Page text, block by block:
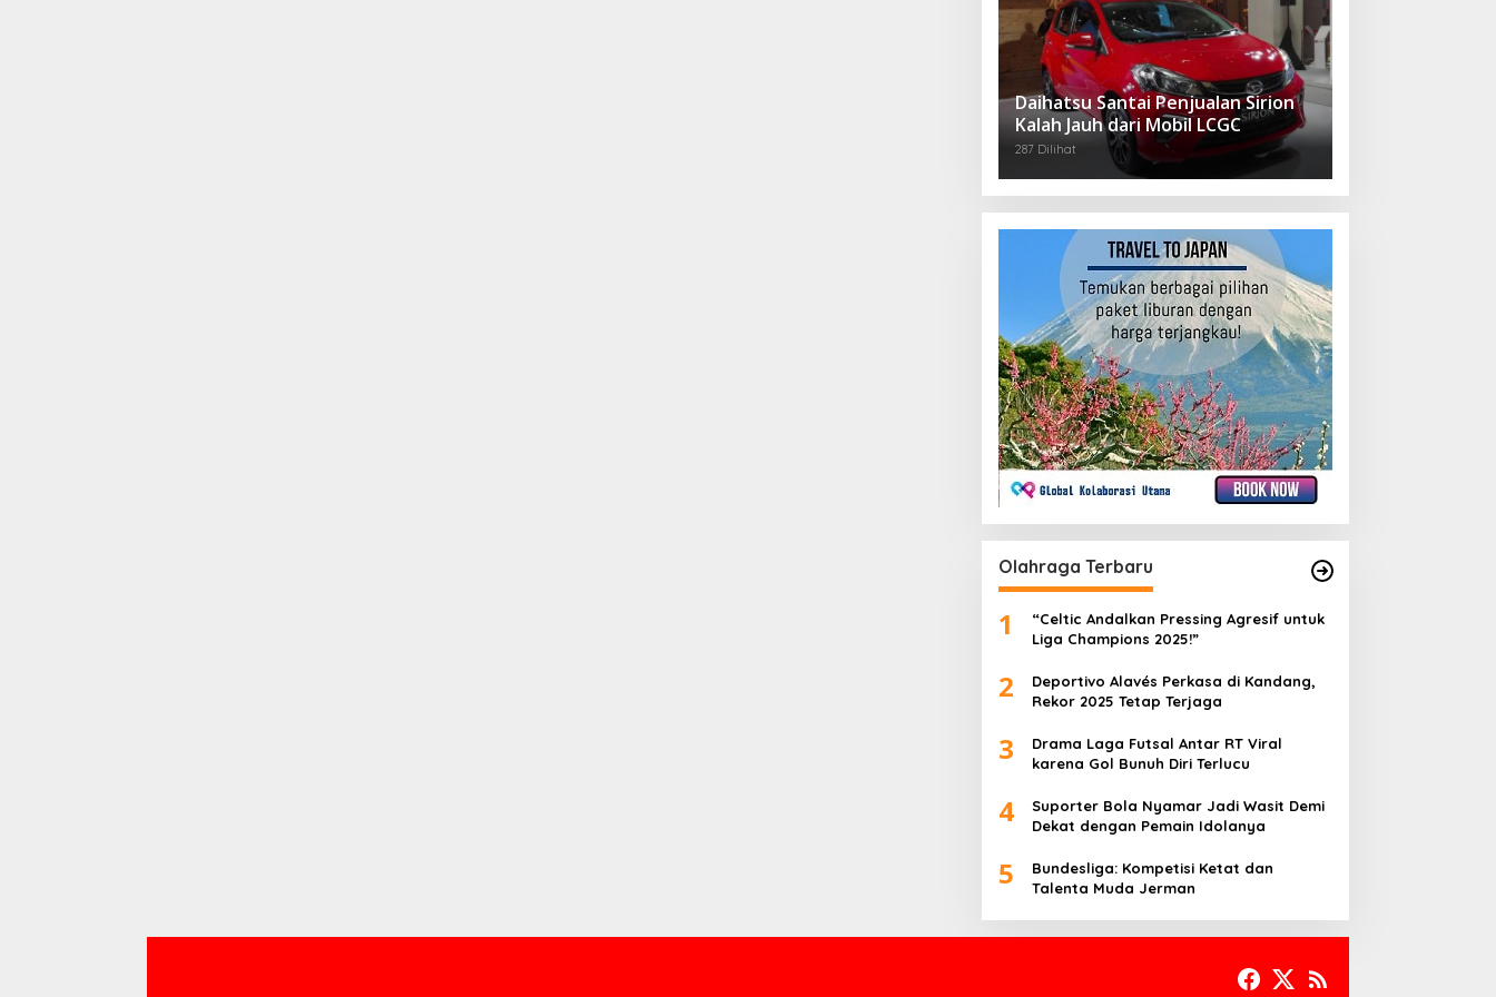
Daihatsu Santai Penjualan Sirion
Kalah Jauh dari Mobil LCGC
287 Dilihat
Olahraga Terbaru
1
“Celtic Andalkan Pressing Agresif untuk
Liga Champions 2025!”
2
Deportivo Alavés Perkasa di Kandang,
Rekor 2025 Tetap Terjaga
3
Drama Laga Futsal Antar RT Viral
karena Gol Bunuh Diri Terlucu
4
Suporter Bola Nyamar Jadi Wasit Demi
Dekat dengan Pemain Idolanya
5
Bundesliga: Kompetisi Ketat dan
Talenta Muda Jerman